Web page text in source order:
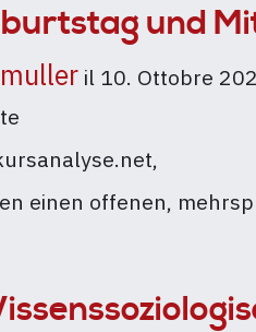
und
il 10. Ottobre
einen offenen,